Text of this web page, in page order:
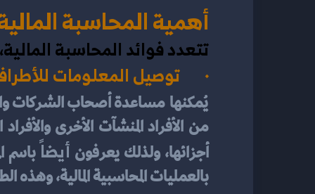
أهمية المحاسبة
تتعدد فوائد المحاسبة
·       توصيل المعلومات
يُمكنها
أجزائها، ولذلك يعرفون أيضاً
بالعمليات المحاسبية المالية،